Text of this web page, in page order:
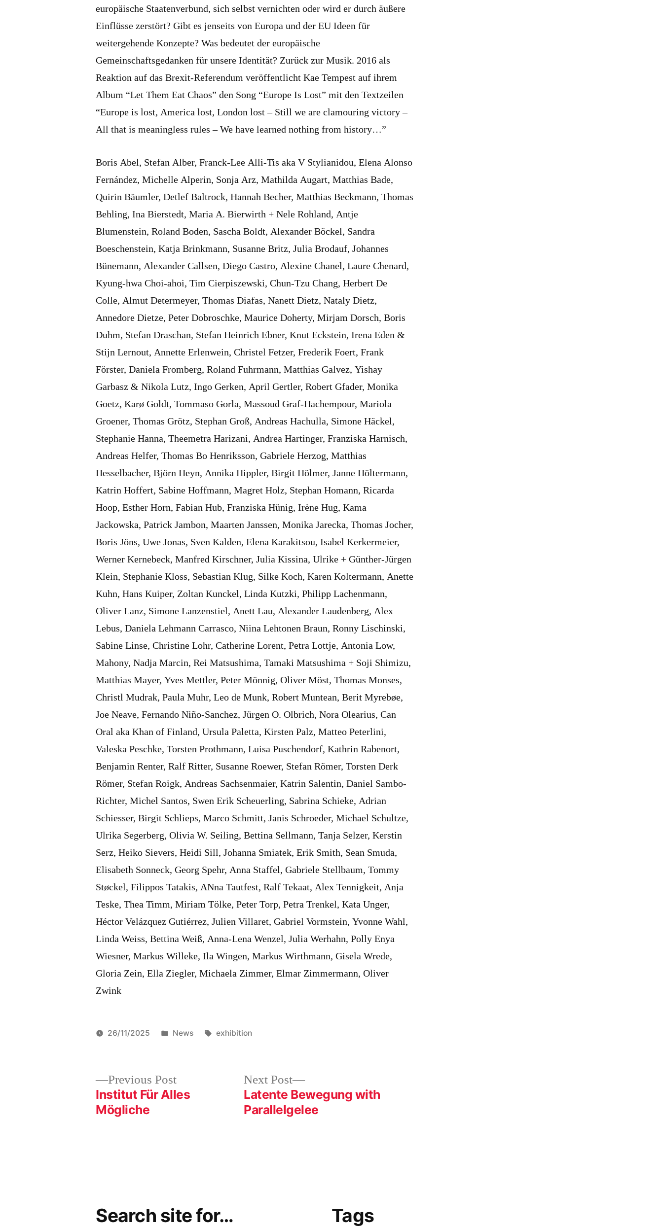
europäische Staatenverbund, sich selbst vernichten oder wird er durch äußere
Einflüsse zerstört? Gibt es jenseits von Europa und der EU Ideen für
weitergehende Konzepte? Was bedeutet der europäische
Gemeinschaftsgedanken für unsere Identität? Zurück zur Musik. 2016 als
Reaktion auf das Brexit-Referendum veröffentlicht Kae Tempest auf ihrem
Album “Let Them Eat Chaos” den Song “Europe Is Lost” mit den Textzeilen
“Europe is lost, America lost, London lost – Still we are clamouring victory –
All that is meaningless rules – We have learned nothing from history…”
Boris Abel, Stefan Alber, Franck-Lee Alli-Tis aka V Stylianidou, Elena Alonso
Fernández, Michelle Alperin, Sonja Arz, Mathilda Augart, Matthias Bade,
Quirin Bäumler, Detlef Baltrock, Hannah Becher, Matthias Beckmann, Thomas
Behling, Ina Bierstedt, Maria A. Bierwirth + Nele Rohland, Antje
Blumenstein, Roland Boden, Sascha Boldt, Alexander Böckel, Sandra
Boeschenstein, Katja Brinkmann, Susanne Britz, Julia Brodauf, Johannes
Bünemann, Alexander Callsen, Diego Castro, Alexine Chanel, Laure Chenard,
Kyung-hwa Choi-ahoi, Tim Cierpiszewski, Chun-Tzu Chang, Herbert De
Colle, Almut Determeyer, Thomas Diafas, Nanett Dietz, Nataly Dietz,
Annedore Dietze, Peter Dobroschke, Maurice Doherty, Mirjam Dorsch, Boris
Duhm, Stefan Draschan, Stefan Heinrich Ebner, Knut Eckstein, Irena Eden &
Stijn Lernout, Annette Erlenwein, Christel Fetzer, Frederik Foert, Frank
Förster, Daniela Fromberg, Roland Fuhrmann, Matthias Galvez, Yishay
Garbasz & Nikola Lutz, Ingo Gerken, April Gertler, Robert Gfader, Monika
Goetz, Karø Goldt, Tommaso Gorla, Massoud Graf-Hachempour, Mariola
Groener, Thomas Grötz, Stephan Groß, Andreas Hachulla, Simone Häckel,
Stephanie Hanna, Theemetra Harizani, Andrea Hartinger, Franziska Harnisch,
Andreas Helfer, Thomas Bo Henriksson, Gabriele Herzog, Matthias
Hesselbacher, Björn Heyn, Annika Hippler, Birgit Hölmer, Janne Höltermann,
Katrin Hoffert, Sabine Hoffmann, Magret Holz, Stephan Homann, Ricarda
Hoop, Esther Horn, Fabian Hub, Franziska Hünig, Irène Hug, Kama
Jackowska, Patrick Jambon, Maarten Janssen, Monika Jarecka, Thomas Jocher,
Boris Jöns, Uwe Jonas, Sven Kalden, Elena Karakitsou, Isabel Kerkermeier,
Werner Kernebeck, Manfred Kirschner, Julia Kissina, Ulrike + Günther-Jürgen
Klein, Stephanie Kloss, Sebastian Klug, Silke Koch, Karen Koltermann, Anette
Kuhn, Hans Kuiper, Zoltan Kunckel, Linda Kutzki, Philipp Lachenmann,
Oliver Lanz, Simone Lanzenstiel, Anett Lau, Alexander Laudenberg, Alex
Lebus, Daniela Lehmann Carrasco, Niina Lehtonen Braun, Ronny Lischinski,
Sabine Linse, Christine Lohr, Catherine Lorent, Petra Lottje, Antonia Low,
Mahony, Nadja Marcin, Rei Matsushima, Tamaki Matsushima + Soji Shimizu,
Matthias Mayer, Yves Mettler, Peter Mönnig, Oliver Möst, Thomas Monses,
Christl Mudrak, Paula Muhr, Leo de Munk, Robert Muntean, Berit Myrebøe,
Joe Neave, Fernando Niño-Sanchez, Jürgen O. Olbrich, Nora Olearius, Can
Oral aka Khan of Finland, Ursula Paletta, Kirsten Palz, Matteo Peterlini,
Valeska Peschke, Torsten Prothmann, Luisa Puschendorf, Kathrin Rabenort,
Benjamin Renter, Ralf Ritter, Susanne Roewer, Stefan Römer, Torsten Derk
Römer, Stefan Roigk, Andreas Sachsenmaier, Katrin Salentin, Daniel Sambo-
Richter, Michel Santos, Swen Erik Scheuerling, Sabrina Schieke, Adrian
Schiesser, Birgit Schlieps, Marco Schmitt, Janis Schroeder, Michael Schultze,
Ulrika Segerberg, Olivia W. Seiling, Bettina Sellmann, Tanja Selzer, Kerstin
Serz, Heiko Sievers, Heidi Sill, Johanna Smiatek, Erik Smith, Sean Smuda,
Elisabeth Sonneck, Georg Spehr, Anna Staffel, Gabriele Stellbaum, Tommy
Støckel, Filippos Tatakis, ANna Tautfest, Ralf Tekaat, Alex Tennigkeit, Anja
Teske, Thea Timm, Miriam Tölke, Peter Torp, Petra Trenkel, Kata Unger,
Héctor Velázquez Gutiérrez, Julien Villaret, Gabriel Vormstein, Yvonne Wahl,
Linda Weiss, Bettina Weiß, Anna-Lena Wenzel, Julia Werhahn, Polly Enya
Wiesner, Markus Willeke, Ila Wingen, Markus Wirthmann, Gisela Wrede,
Gloria Zein, Ella Ziegler, Michaela Zimmer, Elmar Zimmermann, Oliver
Zwink
26/11/2025
Posted
News Tags:
exhibition
navigation
Previous PostPrevious
post:
Institut Für Alles
Mögliche
Next Post
Next
post:
Latente Bewegung with
Parallelgelee
Search site for… Tags